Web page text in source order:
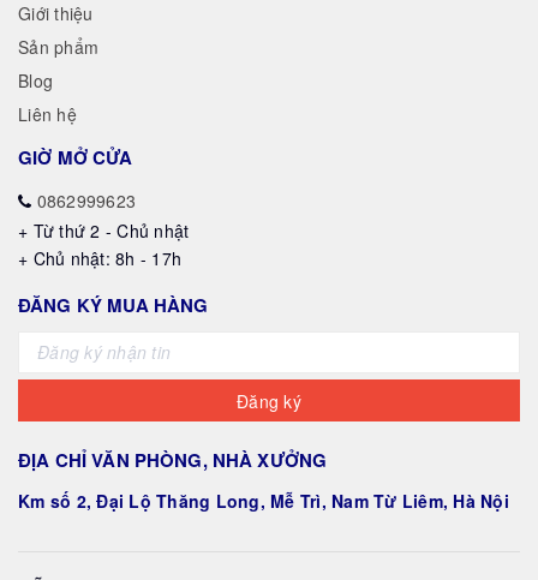
Giới thiệu
Sản phẩm
Blog
Liên hệ
GIỜ MỞ CỬA
0862999623
+ Từ thứ 2 - Chủ nhật
+ Chủ nhật: 8h - 17h
ĐĂNG KÝ MUA HÀNG
Đăng ký
ĐỊA CHỈ VĂN PHÒNG, NHÀ XƯỞNG
Km số 2, Đại Lộ Thăng Long, Mễ Trì, Nam Từ Liêm, Hà Nội